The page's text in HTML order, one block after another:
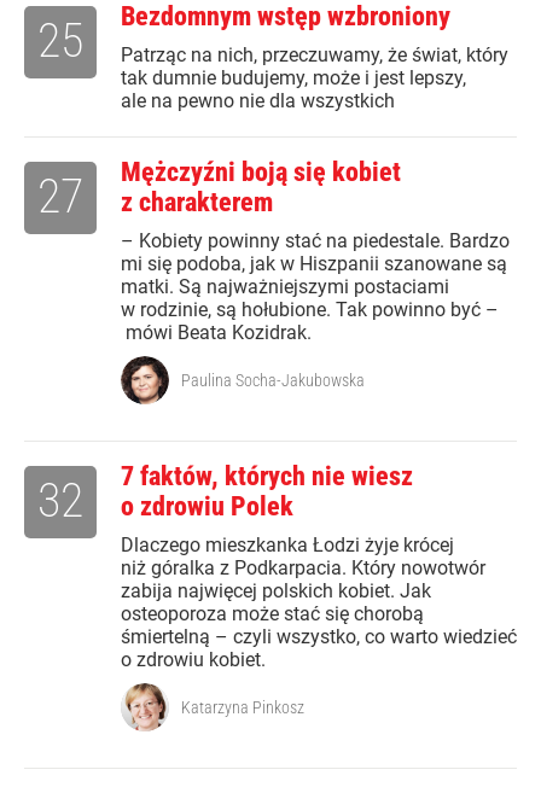
Bezdomnym wstęp wzbroniony
Patrząc na nich, przeczuwamy, że świat, który
tak dumnie budujemy, może i jest lepszy,
ale na pewno nie dla wszystkich
25
Mężczyźni boją się kobiet
z charakterem
– Kobiety powinny stać na piedestale. Bardzo
mi się podoba, jak w Hiszpanii szanowane są
matki. Są najważniejszymi postaciami
w rodzinie, są hołubione. Tak powinno być –
mówi Beata Kozidrak.
27
Paulina Socha-Jakubowska
7 faktów, których nie wiesz
o zdrowiu Polek
Dlaczego mieszkanka Łodzi żyje krócej
niż góralka z Podkarpacia. Który nowotwór
zabija najwięcej polskich kobiet. Jak
osteoporoza może stać się chorobą
śmiertelną – czyli wszystko, co warto wiedzieć
o zdrowiu kobiet.
32
Katarzyna Pinkosz